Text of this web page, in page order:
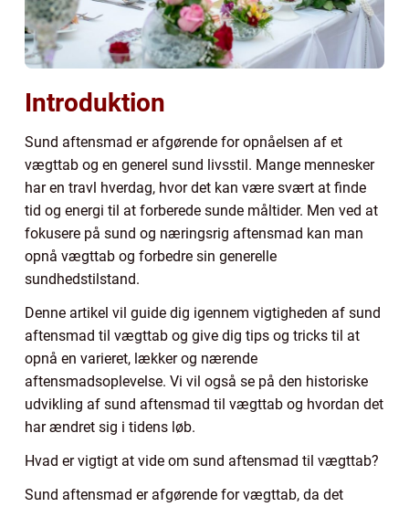
Introduktion
Sund aftensmad er afgørende for opnåelsen af et
vægttab og en generel sund livsstil. Mange mennesker
har en travl hverdag, hvor det kan være svært at finde
tid og energi til at forberede sunde måltider. Men ved at
fokusere på sund og næringsrig aftensmad kan man
opnå vægttab og forbedre sin generelle
sundhedstilstand.
Denne artikel vil guide dig igennem vigtigheden af sund
aftensmad til vægttab og give dig tips og tricks til at
opnå en varieret, lækker og nærende
aftensmadsoplevelse. Vi vil også se på den historiske
udvikling af sund aftensmad til vægttab og hvordan det
har ændret sig i tidens løb.
Hvad er vigtigt at vide om sund aftensmad til vægttab?
Sund aftensmad er afgørende for vægttab, da det